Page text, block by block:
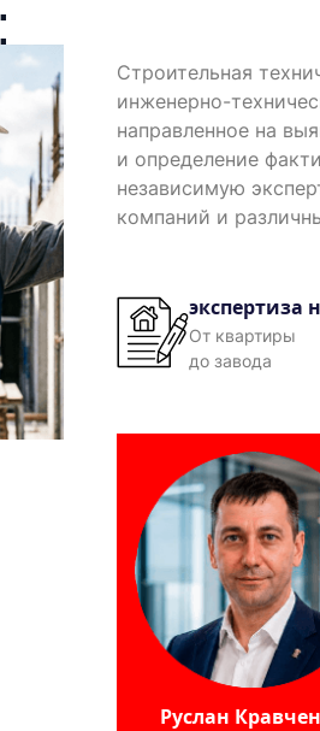
Строительная
инженерно-
направленное на
и определение
независимую
компаний и
экспертиза
От квартиры
до завода
Руслан